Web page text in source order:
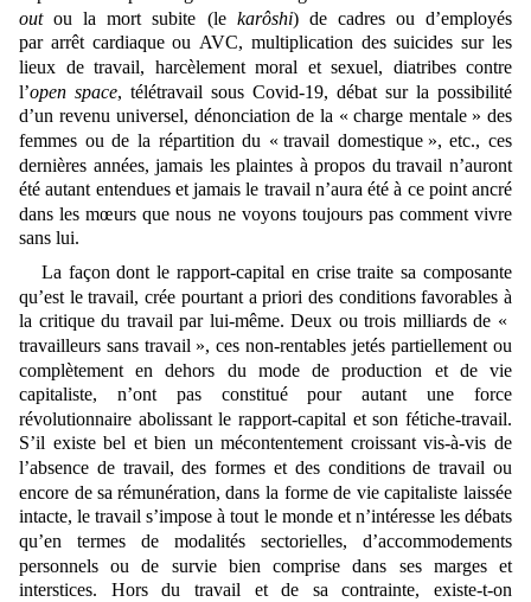
outou la mort subite (le karôshi) de cadres ou d’employés
par arrêt cardiaque ou AVC, multiplication des suicides sur les
lieux de travail, harcèlement moral et sexuel, diatribes contre
l’open space, télétravail sous Covid-19, débat sur la possibilité
d’un revenu universel, dénonciation de la « charge mentale » des
femmes ou de la répartition du « travail domestique », etc., ces
dernières années, jamais les plaintes à propos du travail n’auront
été autant entendues et jamais le travail n’aura étéà ce pointancré
dans les mœurs que nous ne voyons toujours pas comment vivre
sans lui.
La façon dont le rapport-capital en crise traite sa composante
qu’est le travail, crée pourtant a priori des conditions favorables à
la critique du travail par lui-même. Deux ou trois milliards de «
travailleurs sans travail », ces non-rentables jetés partiellement ou
complètement en dehors du mode de production et de vie
capitaliste, n’ont pas constitué pour autant une force
révolutionnaire abolissant le rapport-capital et son fétiche-travail.
S’il existe bel et bien un mécontentement croissant vis-à-vis de
l’absence de travail, des formes et des conditions de travail ou
encore de sa rémunération, dans la forme de vie capitaliste laissée
intacte, le travail s’impose à tout le monde et n’intéresse les débats
qu’en termes de modalités sectorielles, d’accommodements
personnels ou de survie bien comprise dans ses marges et
interstices. Hors du travail et de sa contrainte, existe-t-on